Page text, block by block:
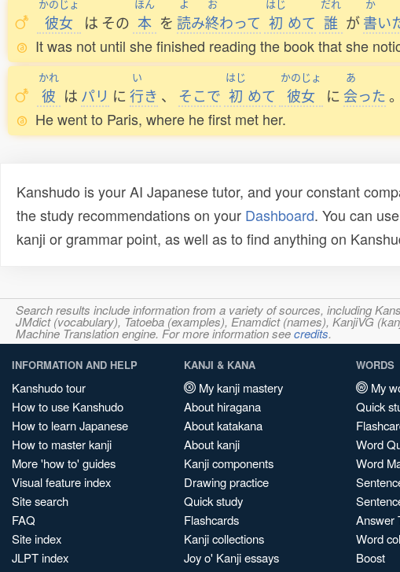
かのじょ
彼女 は その
ほん
本 を
よ
読み
お
終わって
はじ
初 めて
だれ
誰 が
か
書い
It was not until she finished reading the book that she
かれ
彼 は パリ に
い
行き 、 そこで
はじ
初 めて
かのじょ
彼女 に
あ
会った。
He went to Paris, where he first met her.
Kanshudo is your AI Japanese tutor, and your constant
the study recommendations on your Dashboard. You can use
kanji or grammar point, as well as to find anything on
Search results include information from a variety of sources, including
JMdict (vocabulary), Tatoeba (examples), Enamdict (names), KanjiVG
Machine Translation engine. For more information seecredits.
INFORMATION AND HELP
Kanshudo tour
How to use Kanshudo
How to learn Japanese
How to master kanji
More 'how to' guides
Visual feature index
Site search
FAQ
Site index
JLPT index
KANJI & KANA
My kanji mastery
About hiragana
About katakana
About kanji
Kanji components
Drawing practice
Quick study
Flashcards
Kanji collections
Joy o' Kanji essays
WORDS
My
Quick
Word
Word
Answer
Word
Boost